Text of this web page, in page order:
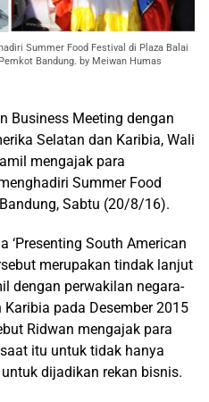
Summer Food Festival di Plaza Balai
Bandung. by Meiwan Humas
Business Meeting dengan
Selatan dan Karibia, Wali
mengajak para
Summer Food
Sabtu (20/8/16).
‘Presenting South American
merupakan tindak lanjut
dengan perwakilan negara-
pada Desember 2015
Ridwan mengajak para
itu untuk tidak hanya
dijadikan rekan bisnis.